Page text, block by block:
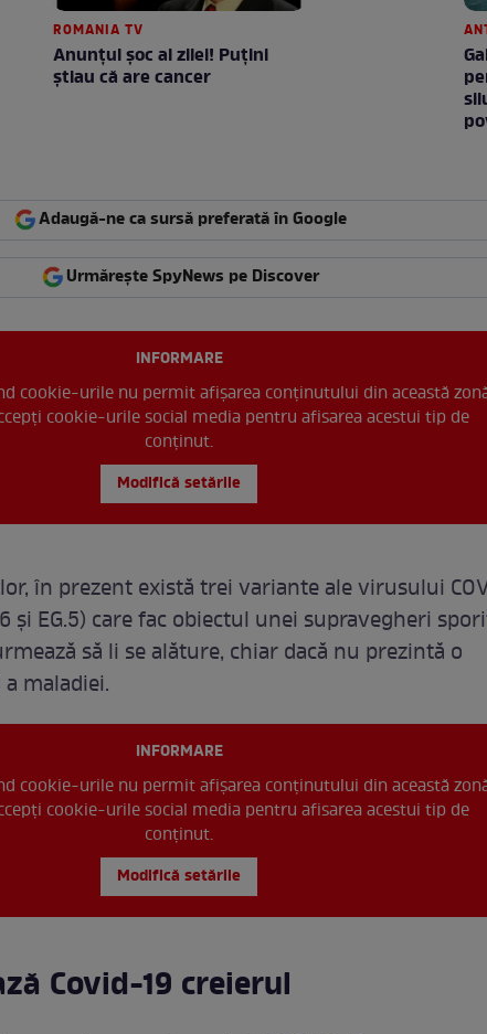
ROMANIA TV
Anunţul şoc al zilei! Puţini
ştiau că are cancer
Adaugă-ne ca sursă preferată în Google
Urmărește SpyNews pe Discover
INFORMARE
cookie-urile nu permit afișarea conținutului din această
cookie-urile social media pentru afisarea acestui tip de
conținut.
Modifică setările
în prezent există trei variante ale virusului
şi EG.5) care fac obiectul unei supravegheri
să li se alăture, chiar dacă nu prezintă o
maladiei.
INFORMARE
cookie-urile nu permit afișarea conținutului din această
cookie-urile social media pentru afisarea acestui tip de
conținut.
Modifică setările
Covid-19 creierul